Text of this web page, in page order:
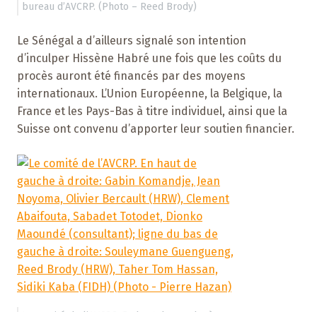
bureau d’AVCRP. (Photo – Reed Brody)
Le Sénégal a d’ailleurs signalé son intention
d’inculper Hissène Habré une fois que les coûts du
procès auront été financés par des moyens
internationaux. L’Union Européenne, la Belgique, la
France et les Pays-Bas à titre individuel, ainsi que la
Suisse ont convenu d’apporter leur soutien financier.